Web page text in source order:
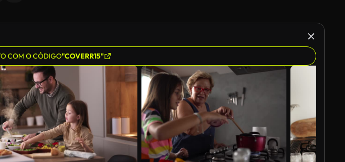
COM O CÓDIGO"COVERR15"